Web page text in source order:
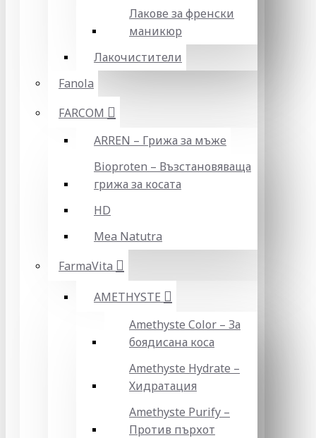
Лакове за френски
маникюр
Лакочистители
Fanola
FARCOM
ARREN – Грижа за мъже
Bioproten – Възстановяваща
грижа за косата
HD
Mea Natutra
FarmaVita
AMETHYSTE
Amethyste Color – За
боядисана коса
Amethyste Hydrate –
Хидратация
Amethyste Purify –
Против пърхот